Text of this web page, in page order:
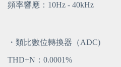
頻率響應：10Hz - 40kHz
・類比數位轉換器（ADC)
THD+N：0.0001%